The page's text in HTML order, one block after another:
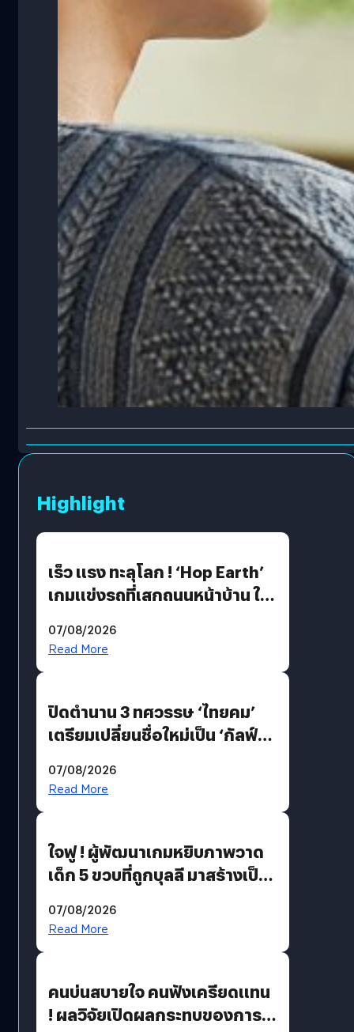
Highlight
เร็ว แรง ทะลุโลก ! ‘Hop Earth’
เกมแข่งรถที่เสกถนนหน้าบ้าน ให้
07/08/2026
Read More
ปิดตำนาน 3 ทศวรรษ ‘ไทยคม’
เตรียมเปลี่ยนชื่อใหม่เป็น ‘กัลฟ์
อวกาศเต็มสูบ
07/08/2026
Read More
ใจฟู ! ผู้พัฒนาเกมหยิบภาพวาด
เด็ก 5 ขวบที่ถูกบุลลี มาสร้างเป็น
07/08/2026
Read More
คนบ่นสบายใจ คนฟังเครียดแทน
! ผลวิจัยเปิดผลกระทบของการ